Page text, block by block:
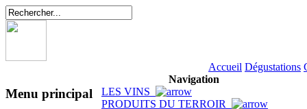
Accueil Dégustations
Menu principal
Navigation
LES VINS
PRODUITS DU TERROIR